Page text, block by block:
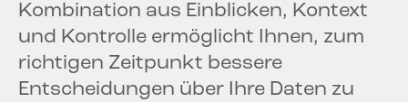
Kombination aus Einblicken, Kontext
und Kontrolle ermöglicht Ihnen, zum
richtigen Zeitpunkt bessere
Entscheidungen über Ihre Daten zu